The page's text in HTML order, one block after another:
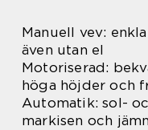
Manuell vev:
även utan el
Motoriserad:
höga höjder och
Automatik: sol-
markisen och